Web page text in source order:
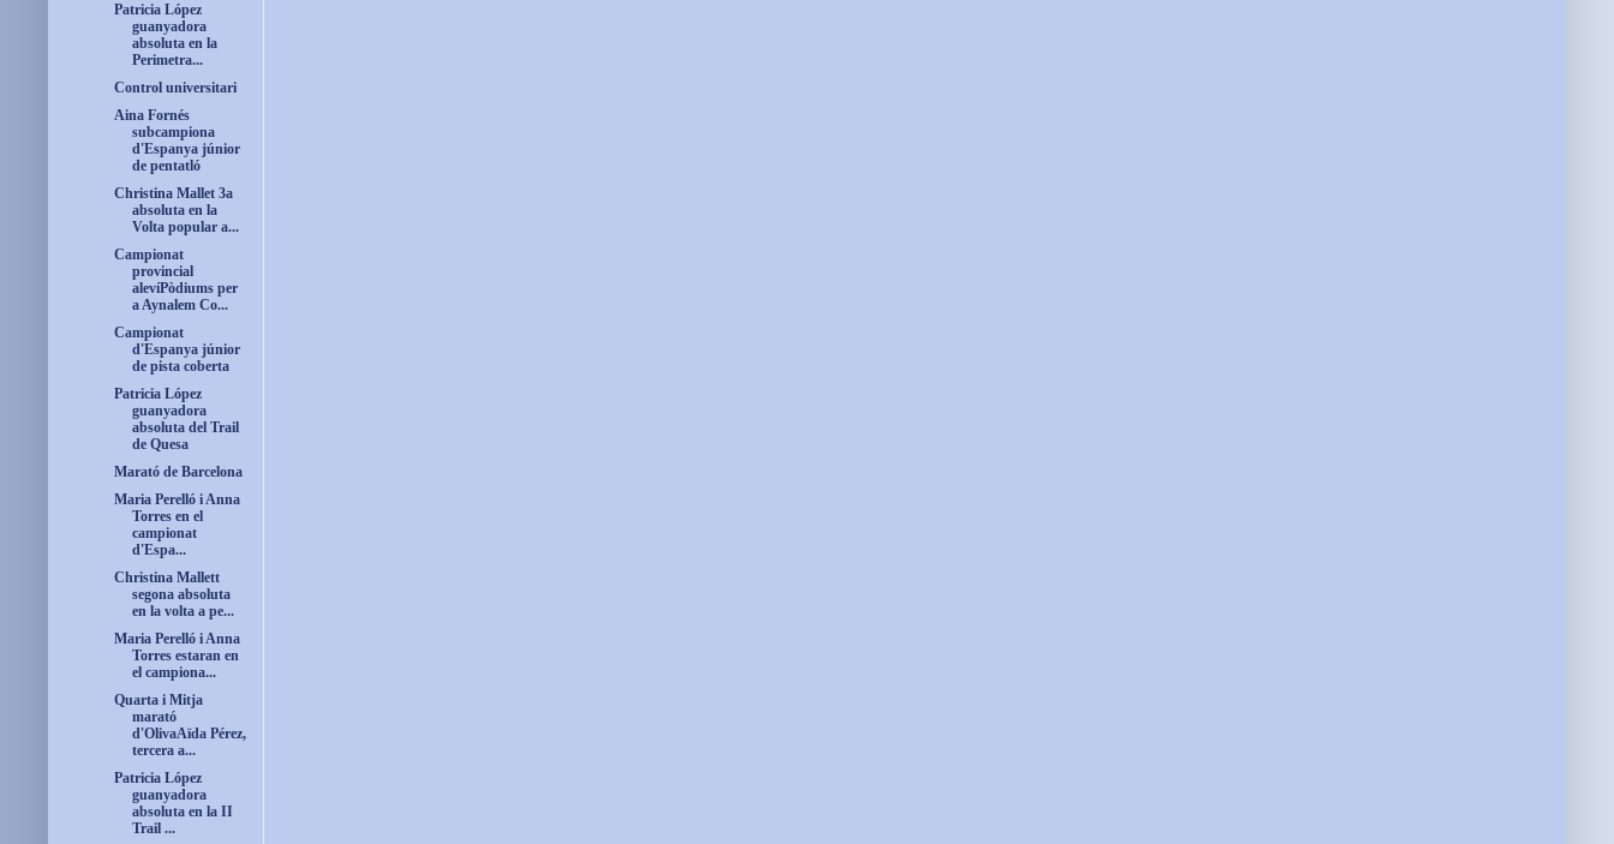
Patricia López
guanyadora
absoluta en la
Perimetra...
Control universitari
Aina Fornés
subcampiona
d'Espanya júnior
de pentatló
Christina Mallet 3a
absoluta en la
Volta popular a...
Campionat
provincial
alevíPòdiums per
a Aynalem Co...
Campionat
d'Espanya júnior
de pista coberta
Patricia López
guanyadora
absoluta del Trail
de Quesa
Marató de Barcelona
Maria Perelló i Anna
Torres en el
campionat
d'Espa...
Christina Mallett
segona absoluta
en la volta a pe...
Maria Perelló i Anna
Torres estaran en
el campiona...
Quarta i Mitja
marató
d'OlivaAïda Pérez,
tercera a...
Patricia López
guanyadora
absoluta en la II
Trail ...